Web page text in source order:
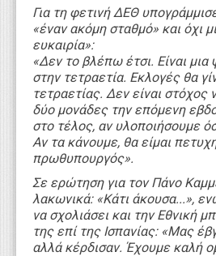
Για τη φετινή ΔΕΘ
«έναν ακόμη σταθμό» και όχι
ευκαιρία»:
«Δεν το βλέπω έτσι. Είναι
στην τετραετία. Εκλογές θα
τετραετίας. Δεν είναι στόχος
δύο μονάδες την επόμενη
στο τέλος, αν υλοποιήσουμε
Αν τα κάνουμε, θα είμαι
πρωθυπουργός».
Σε ερώτηση για τον Πάνο
λακωνικά: «Κάτι άκουσα...»,
να σχολιάσει και την Εθνική
της επί της Ισπανίας: «Μας
αλλά κέρδισαν. Έχουμε καλή